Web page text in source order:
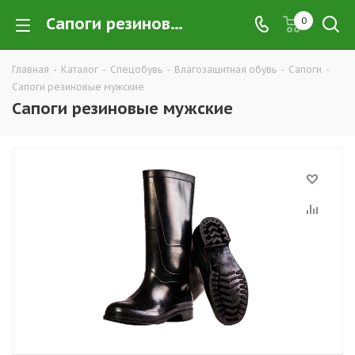
Сапоги резиновые мужские купить в Екатеринбурге по низким ценам оптом — интернет-магазин рабочей резиновой обуви обуви компании ТД УРАЛСИЗ 0
Главная - Каталог - Спецобувь - Влагозащитная обувь - Сапоги -
Сапоги резиновые мужские
Сапоги резиновые мужские